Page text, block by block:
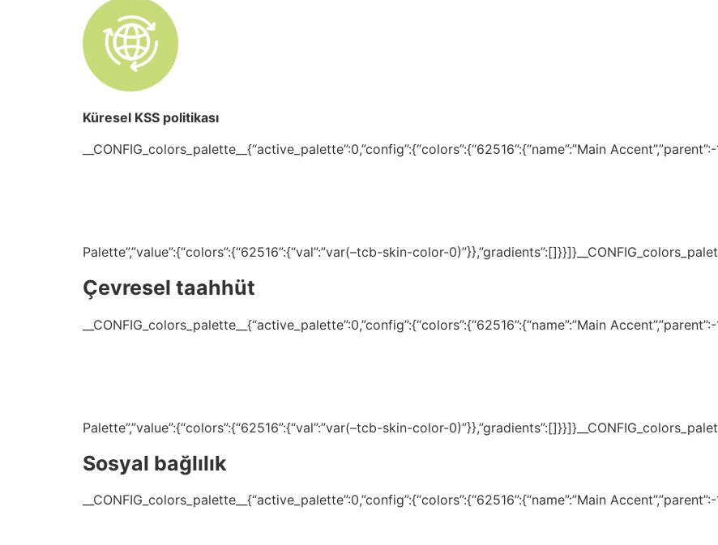
Küresel KSS politikası
__CONFIG_colors_palette__{“active_palette”:0,”config”:{“colors”:{“62516”:{“name”:”Main
Palette”,”value”:{“colors”:{“62516”:{“val”:”var(–tcb-skin-color-
Çevresel taahhüt
__CONFIG_colors_palette__{“active_palette”:0,”config”:{“colors”:{“62516”:{“name”:”Main
Palette”,”value”:{“colors”:{“62516”:{“val”:”var(–tcb-skin-color-
Sosyal bağlılık
__CONFIG_colors_palette__{“active_palette”:0,”config”:{“colors”:{“62516”:{“name”:”Main